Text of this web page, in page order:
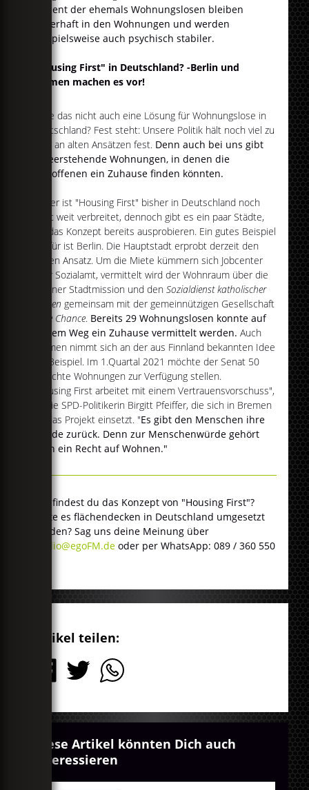
Prozent der ehemals Wohnungslosen bleiben
dauerhaft in den Wohnungen und werden
beispielsweise auch psychisch stabiler.
"Housing First" in Deutschland? -Berlin und
Bremen machen es vor!
Wäre das nicht auch eine Lösung für Wohnungslose in
Deutschland? Fest steht: Unsere Politik hält noch viel zu
sehr an alten Ansätzen fest. Denn auch bei uns gibt
es leer­stehende Wohnungen, in denen die
Betroffenen ein Zuhause finden könnten.
Leider ist "Housing First" bisher in Deutschland noch
nicht weit verbreitet, dennoch gibt es ein paar Städte,
die das Konzept bereits ausprobieren. Ein gutes Beispiel
hierfür ist Berlin. Die Hauptstadt erprobt derzeit den
neuen Ansatz. Um die Miete kümmern sich Jobcenter
oder Sozialamt, vermittelt wird der Wohnraum über die
Berliner Stadtmission und denSozialdienst katholischer
Frauen gemeinsam mit der gemeinnützigen Gesellschaft
Neue Chance. Bereits 29 Wohnungslosen konnte auf
diesem Weg ein Zuhause vermittelt werden. Auch
Bremen nimmt sich an der aus Finnland bekannten Idee
ein Beispiel. Im 1.Quartal 2021 möchte der Senat 50
schlichte Wohnungen zur Verfügung stellen.
"Housing First arbeitet mit einem Vertrauensvorschuss",
so die SPD-Politikerin Birgitt Pfeiffer, die sich in Bremen
für das Projekt einsetzt. "Es gibt den Menschen ihre
Würde zurück. Denn zur Menschenwürde gehört
auch ein Recht auf Wohnen."
Wie findest du das Konzept von "Housing First"?
Sollte es flächendecken in Deutschland umgesetzt
werden? Sag uns deine Meinung über
studio@egoFM.de oder per WhatsApp: 089 / 360 550
Artikel teilen:
Diese Artikel könnten Dich auch
interessieren